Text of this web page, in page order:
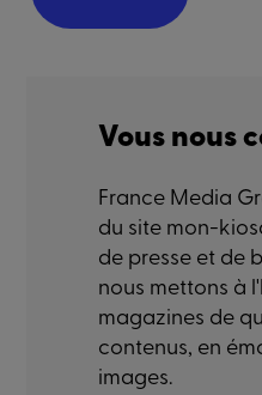
Vous nous
France Media
du site mon-
de presse et de
nous mettons à
magazines de
contenus, en
images.